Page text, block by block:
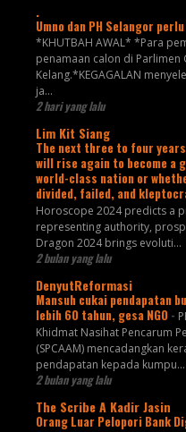
.
Umno dan PH Selangor
*KHUTBAH AWAL* *Para
penamaan calon di Parlimen
Kelang.*KEGAGALAN
ja...
2 hari yang lalu
Lim Kit Siang
The next three to four
will rise again to become a
world-class nation or
divided, failed, and
Horoscope 2024 predicts a
representing authority,
Dragon 2024 brings evoluti...
2 bulan yang lalu
DenyutReformasi
Mansuh cukai pendapatan
lebih 60 tahun, gesa NGO -
Khidmat Nasihat Pencarum
(SPCAAM) mencadangkan
pendapatan kepada kumpu...
2 bulan yang lalu
The Scribe A Kadir Jasin
Orang Luar Pelopori Bank